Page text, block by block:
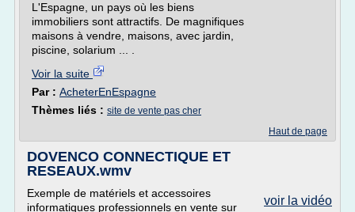
L'Espagne, un pays où les biens
immobiliers sont attractifs. De magnifiques
maisons à vendre, maisons, avec jardin,
piscine, solarium ... .
Voir la suite
Par : AcheterEnEspagne
Thèmes liés : site de vente pas cher
Haut de page
DOVENCO CONNECTIQUE ET
RESEAUX.wmv
voir la vidéo
Exemple de matériels et accessoires
informatiques professionnels en vente sur